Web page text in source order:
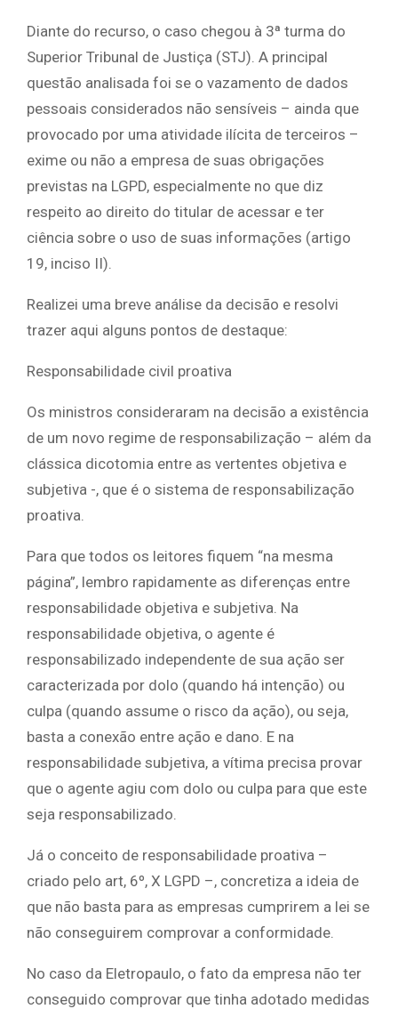
Diante do recurso, o caso chegou à 3ª turma do
Superior Tribunal de Justiça (STJ). A principal
questão analisada foi se o vazamento de dados
pessoais considerados não sensíveis – ainda que
provocado por uma atividade ilícita de terceiros –
exime ou não a empresa de suas obrigações
previstas na LGPD, especialmente no que diz
respeito ao direito do titular de acessar e ter
ciência sobre o uso de suas informações (artigo
19, inciso II).
Realizei uma breve análise da decisão e resolvi
trazer aqui alguns pontos de destaque:
Responsabilidade civil proativa
Os ministros consideraram na decisão a existência
de um novo regime de responsabilização – além da
clássica dicotomia entre as vertentes objetiva e
subjetiva -, que é o sistema de responsabilização
proativa.
Para que todos os leitores fiquem “na mesma
página”, lembro rapidamente as diferenças entre
responsabilidade objetiva e subjetiva. Na
responsabilidade objetiva, o agente é
responsabilizado independente de sua ação ser
caracterizada por dolo (quando há intenção) ou
culpa (quando assume o risco da ação), ou seja,
basta a conexão entre ação e dano. E na
responsabilidade subjetiva, a vítima precisa provar
que o agente agiu com dolo ou culpa para que este
seja responsabilizado.
Já o conceito de responsabilidade proativa –
criado pelo art, 6º, X LGPD –, concretiza a ideia de
que não basta para as empresas cumprirem a lei se
não conseguirem comprovar a conformidade.
No caso da Eletropaulo, o fato da empresa não ter
conseguido comprovar que tinha adotado medidas